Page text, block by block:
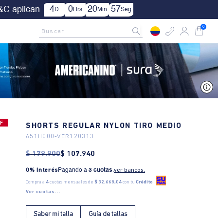
Aplica TYC.
Rastrea tu pedido aquí
Buscar 0
SHORTS REGULAR NYLON TIRO MEDIO
651H000-VER120313
$ 179.900$ 107.940
0% Interés Pagando a3 cuotas.ver bancos.
Compra a 4cuotas mensuales de $ 32.668,04con tuCrédito
Ver cuotas...
Saber mi talla Guía de tallas